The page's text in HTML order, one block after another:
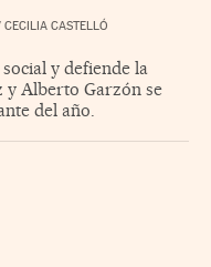
CECILIA CASTELLÓ
y defiende la
y Alberto Garzón se
del año.